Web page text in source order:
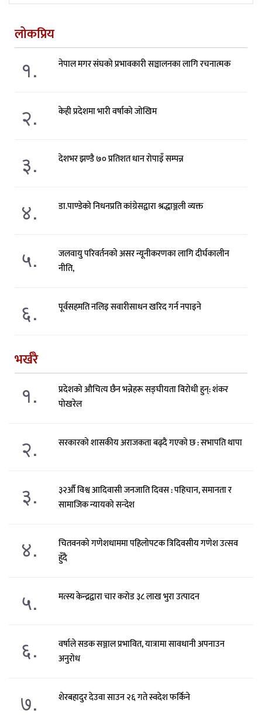
लोकप्रिय
१. नेपाल मगर संघको प्रभावकारी सञ्चालनका लागि रचनात्मक
२. केही प्रदेशमा भारी वर्षाको जोखिम
३. देशभर झण्डै ७० प्रतिशत धान रोपाइँ सम्पन्न
४. डा.पाण्डेको निधनप्रति कांग्रेसद्वारा श्रद्धाञ्जली व्यक्त
५.
जलवायु परिवर्तनको असर न्यूनीकरणका लागि दीर्घकालीन
नीति,
६. पूर्वसहमति नलिइ सवारीसाधन खरिद गर्न नपाइने
भर्खरै
१.
प्रदेशको औचित्य छैन भन्नेहरू सङ्घीयता विरोधी हुन्: शंकर
पोखरेल
२. सरकारको शासकीय अराजकता बढ्दै गएको छ : सभापति थापा
३.
३२औँ विश्व आदिवासी जनजाति दिवस : पहिचान, समानता र
सामाजिक न्यायको सन्देश
४.
चितवनको गणेशधाममा पहिलोपटक त्रिदिवसीय गणेश उत्सव
हुँदै
५. मत्स्य केन्द्रद्वारा चार करोड ३८ लाख भुरा उत्पादन
६.
वर्षाले सडक सञ्जाल प्रभावित, यात्रामा सावधानी अपनाउन
अनुरोध
७. शेरबहादुर देउवा साउन २६ गते स्वदेश फर्किने